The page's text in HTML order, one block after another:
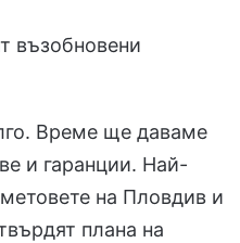
възобновени
Време ще даваме
и гаранции. Най-
на Пловдив и
плана на